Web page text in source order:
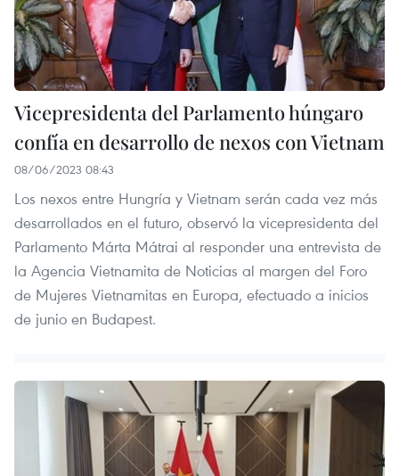
Vicepresidenta del Parlamento húngaro
confía en desarrollo de nexos con Vietnam
08/06/2023 08:43
Los nexos entre Hungría y Vietnam serán cada vez más
desarrollados en el futuro, observó la vicepresidenta del
Parlamento Márta Mátrai al responder una entrevista de
la Agencia Vietnamita de Noticias al margen del Foro
de Mujeres Vietnamitas en Europa, efectuado a inicios
de junio en Budapest.